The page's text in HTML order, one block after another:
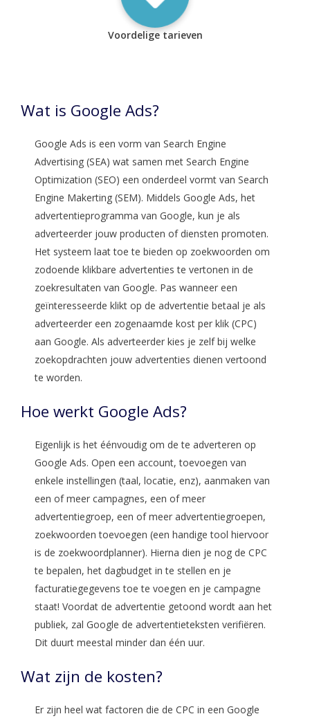
Voordelige tarieven
Wat is Google Ads?
Google Ads is een vorm van Search Engine
Advertising (SEA) wat samen met Search Engine
Optimization (SEO) een onderdeel vormt van Search
Engine Makerting (SEM). Middels Google Ads, het
advertentieprogramma van Google, kun je als
adverteerder jouw producten of diensten promoten.
Het systeem laat toe te bieden op zoekwoorden om
zodoende klikbare advertenties te vertonen in de
zoekresultaten van Google. Pas wanneer een
geïnteresseerde klikt op de advertentie betaal je als
adverteerder een zogenaamde kost per klik (CPC)
aan Google. Als adverteerder kies je zelf bij welke
zoekopdrachten jouw advertenties dienen vertoond
te worden.
Hoe werkt Google Ads?
Eigenlijk is het éénvoudig om de te adverteren op
Google Ads. Open een account, toevoegen van
enkele instellingen (taal, locatie, enz), aanmaken van
een of meer campagnes, een of meer
advertentiegroep, een of meer advertentiegroepen,
zoekwoorden toevoegen (een handige tool hiervoor
is de zoekwoordplanner). Hierna dien je nog de CPC
te bepalen, het dagbudget in te stellen en je
facturatiegegevens toe te voegen en je campagne
staat! Voordat de advertentie getoond wordt aan het
publiek, zal Google de advertentieteksten verifiëren.
Dit duurt meestal minder dan één uur.
Wat zijn de kosten?
Er zijn heel wat factoren die de CPC in een Google